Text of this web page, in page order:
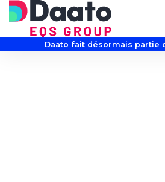
Daato fait désormais partie